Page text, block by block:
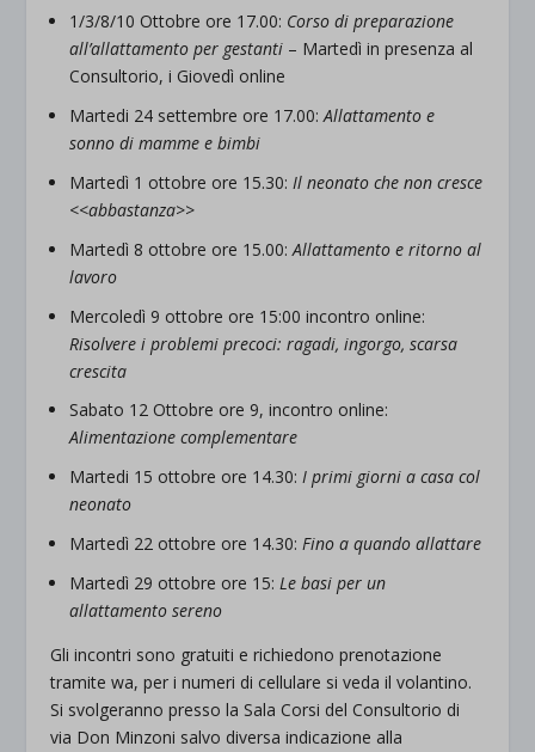
1/3/8/10 Ottobre ore 17.00: Corso di preparazione
all’allattamento per gestanti – Martedì in presenza al
Consultorio, i Giovedì online
Martedi 24 settembre ore 17.00:Allattamento e
sonno di mamme e bimbi
Martedì 1 ottobre ore 15.30:Il neonato che non cresce
<<abbastanza>>
Martedì 8 ottobre ore 15.00:Allattamento e ritorno al
lavoro
Mercoledì 9 ottobre ore 15:00 incontro online:
Risolvere i problemi precoci: ragadi, ingorgo, scarsa
crescita
Sabato 12 Ottobre ore 9, incontro online:
Alimentazione complementare
Martedi 15 ottobre ore 14.30:I primi giorni a casa col
neonato
Martedì 22 ottobre ore 14.30:Fino a quando allattare
Martedì 29 ottobre ore 15: Le basi per un
allattamento sereno
Gli incontri sono gratuiti e richiedono prenotazione
tramite wa, per i numeri di cellulare si veda il volantino.
Si svolgeranno presso la Sala Corsi del Consultorio di
via Don Minzoni salvo diversa indicazione alla